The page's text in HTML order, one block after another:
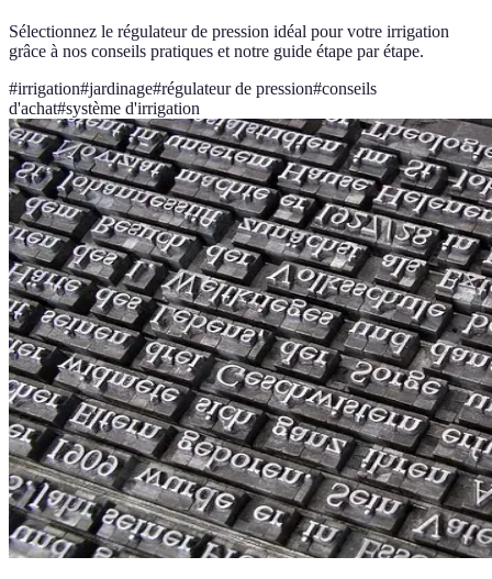
Sélectionnez le régulateur de pression idéal pour votre irrigation
grâce à nos conseils pratiques et notre guide étape par étape.
#irrigation#jardinage#régulateur de pression#conseils
d'achat#système d'irrigation